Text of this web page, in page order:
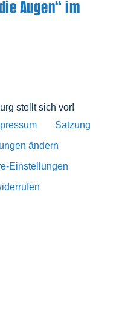
Augen“ im
stellt sich vor!
Satzung
ändern
Einstellungen